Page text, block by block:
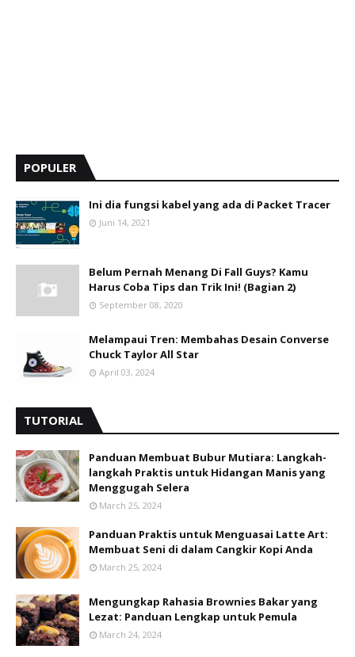
POPULER
Ini dia fungsi kabel yang ada di Packet Tracer
Juni 14, 2021
Belum Pernah Menang Di Fall Guys? Kamu
Harus Coba Tips dan Trik Ini! (Bagian 2)
September 08, 2020
Melampaui Tren: Membahas Desain Converse
Chuck Taylor All Star
April 03, 2024
TUTORIAL
Panduan Membuat Bubur Mutiara: Langkah-
langkah Praktis untuk Hidangan Manis yang
Menggugah Selera
March 25, 2024
Panduan Praktis untuk Menguasai Latte Art:
Membuat Seni di dalam Cangkir Kopi Anda
March 25, 2024
Mengungkap Rahasia Brownies Bakar yang
Lezat: Panduan Lengkap untuk Pemula
March 24, 2024